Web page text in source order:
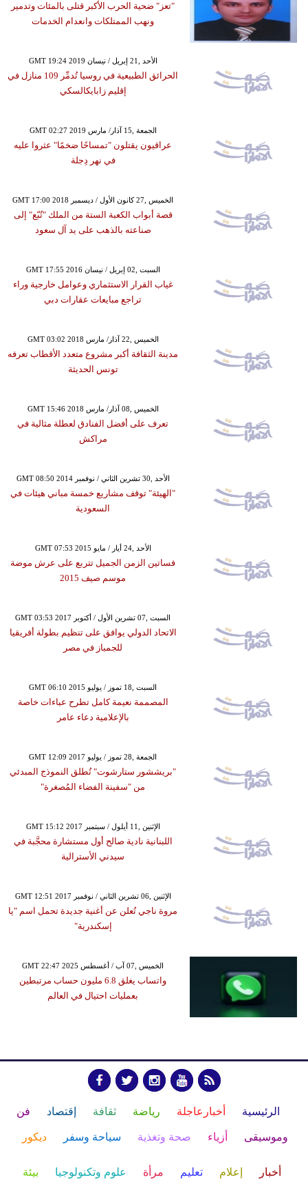
"تعز" ضحية الحرب الأكبر قتلى بالمئات وتدمير
ونهب الممتلكات وانعدام الخدمات
GMT 19:24 2019 الأحد ,21 إبريل / نيسان
الحرائق الطبيعية في روسيا تُدمِّر 109 منازل في
إقليم زابايكالسكي
GMT 02:27 2019 الجمعة ,15 آذار/ مارس
عراقيون يقتلون "تمساحًا ضخمًا" عثروا عليه
في نهر دِجلة
GMT 17:00 2018 الخميس ,27 كانون الأول / ديسمبر
قصة أبواب الكعبة الستة من الملك "تُبّع" إلى
صناعته بالذهب على يد آل سعود
GMT 17:55 2016 السبت ,02 إبريل / نيسان
غياب القرار الاستثماري وعوامل خارجية وراء
تراجع مبايعات عقارات دبي
GMT 03:02 2018 الخميس ,22 آذار/ مارس
مدينة الثقافة أكبر مشروع متعدد الأقطاب تعرفه
تونس الحديثة
GMT 15:46 2018 الخميس ,08 آذار/ مارس
تعرف على أفضل الفنادق لعطلة مثالية في
مراكش
GMT 08:50 2014 الأحد ,30 تشرين الثاني / نوفمبر
"الهيئة" توقف مشاريع خمسة مباني هيئات في
السعودية
GMT 07:53 2015 الأحد ,24 أيار / مايو
فساتين الزمن الجميل تتربع على عرش موضة
موسم صيف 2015
GMT 03:53 2017 السبت ,07 تشرين الأول / أكتوبر
الاتحاد الدولي يوافق على تنظيم بطولة أفريقيا
للجمباز في مصر
GMT 06:10 2015 السبت ,18 تموز / يوليو
المصممة نعيمة كامل تطرح عباءات خاصة
بالإعلامية دعاء عامر
GMT 12:09 2017 الجمعة ,28 تموز / يوليو
"بريششور ستارشوت" تُطلق النموذج المبدئي
من "سفينة الفضاء المُصغرة"
GMT 15:12 2017 الإثنين ,11 أيلول / سبتمبر
اللبنانية نادية صالح أول مستشارة محجَّبة في
سيدني الأسترالية
GMT 12:51 2017 الإثنين ,06 تشرين الثاني / نوفمبر
مروة ناجي تُعلن عن أغنية جديدة تحمل اسم "يا
إسكندرية"
GMT 22:47 2025 الخميس ,07 آب / أغسطس
واتساب يغلق 6.8 مليون حساب مرتبطين
بعمليات احتيال في العالم
الرئيسية أخبارعاجلة رياضة ثقافة إقتصاد فن
وموسيقى أزياء صحة وتغذية سياحة وسفر ديكور
أخبار إعلام تعليم مرأة علوم وتكنولوجيا بيئة